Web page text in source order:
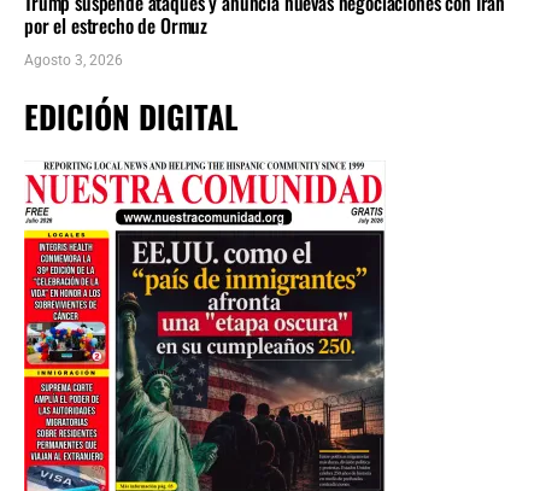
por el estrecho de Ormuz
Agosto 3, 2026
EDICIÓN DIGITAL